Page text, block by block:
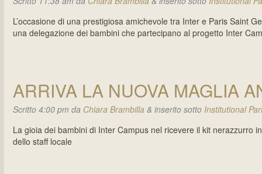
L’occasione di una prestigiosa amichevole tra Inter e Paris Saint
una delegazione dei bambini che partecipano al progetto Inter
ARRIVA LA NUOVA MAGLIA
Scritto 4:00 pm da Chiara Brambilla & inserito sotto Institutional
La gioia dei bambini di Inter Campus nel ricevere il kit nerazzurro
dello staff locale